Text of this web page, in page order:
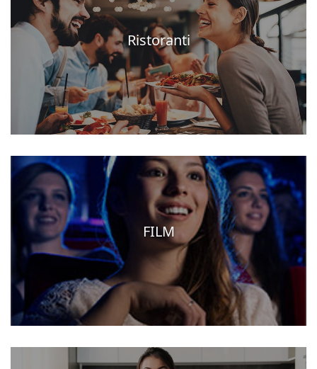
Ristoranti
FILM